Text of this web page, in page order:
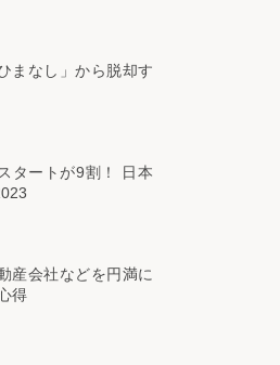
まなし」から脱却す
タートが9割！ 日本
産会社などを円満に
得